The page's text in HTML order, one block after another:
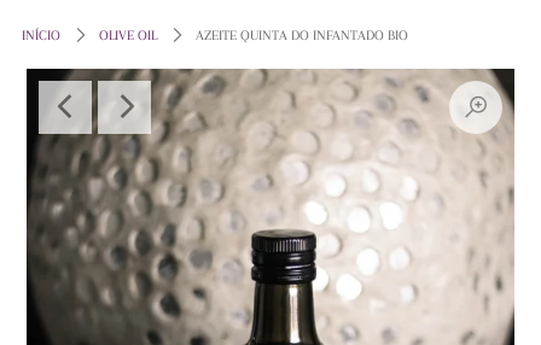
INÍCIO OLIVE OIL AZEITE QUINTA DO INFANTADO BIO
THE FARM
EARTH LAB
HOME & LIFESTYLE
RESERVAR
Entre ou crie uma conta